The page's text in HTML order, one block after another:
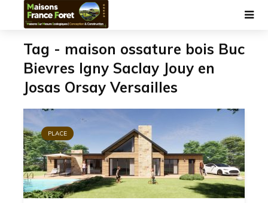
Tag - maison ossature bois Buc
Bievres Igny Saclay Jouy en
Josas Orsay Versailles
PLACE